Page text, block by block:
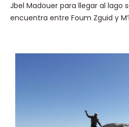
Jbel Madouer para llegar al lago
encuentra entre Foum Zguid y